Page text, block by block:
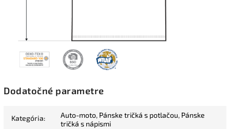
Dodatočné parametre
Kategória: Auto-moto, Pánske tričká s potlačou, Pánske
tričká s nápismi